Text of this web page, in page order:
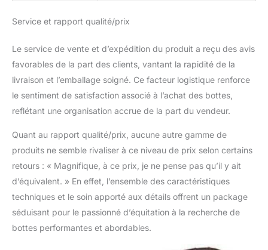
Service et rapport qualité/prix
Le service de vente et d’expédition du produit a reçu des avis
favorables de la part des clients, vantant la rapidité de la
livraison et l’emballage soigné. Ce facteur logistique renforce
le sentiment de satisfaction associé à l’achat des bottes,
reflétant une organisation accrue de la part du vendeur.
Quant au rapport qualité/prix, aucune autre gamme de
produits ne semble rivaliser à ce niveau de prix selon certains
retours : « Magnifique, à ce prix, je ne pense pas qu’il y ait
d’équivalent. » En effet, l’ensemble des caractéristiques
techniques et le soin apporté aux détails offrent un package
séduisant pour le passionné d’équitation à la recherche de
bottes performantes et abordables.